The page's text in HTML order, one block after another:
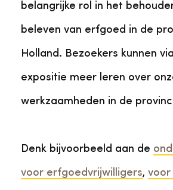
belangrijke rol in het
beleven van erfgoed in de
Holland. Bezoekers kunnen
expositie meer leren over
werkzaamheden in de
Denk bijvoorbeeld aan de
voor erfgoedvrijwilligers, voor